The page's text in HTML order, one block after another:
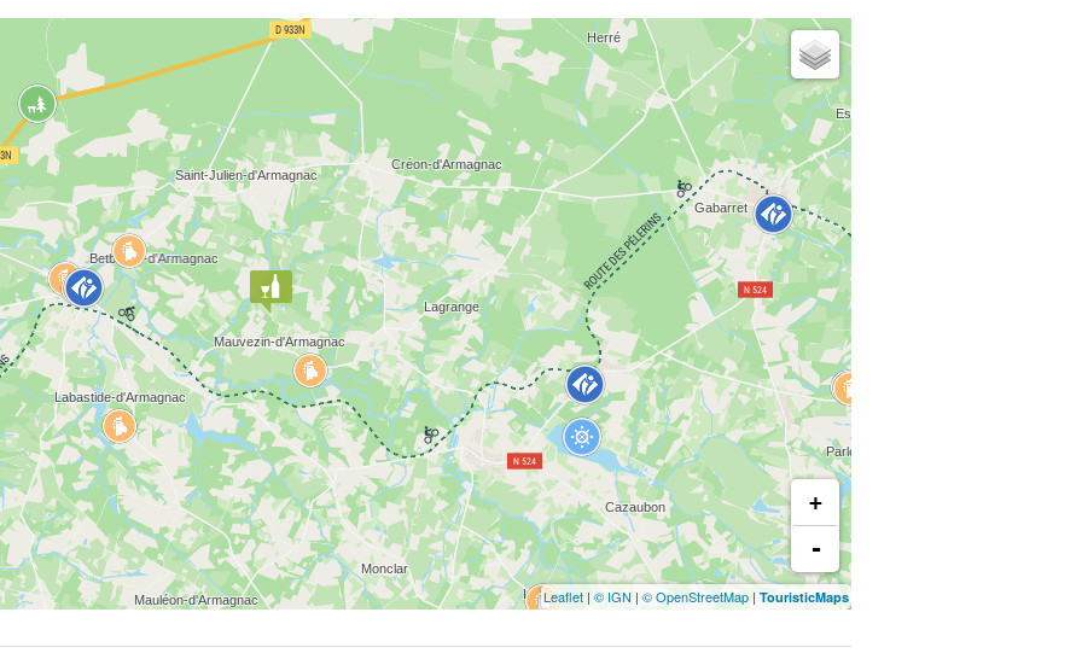
+
-
Leaflet | © IGN | © OpenStreetMap | TouristicMaps